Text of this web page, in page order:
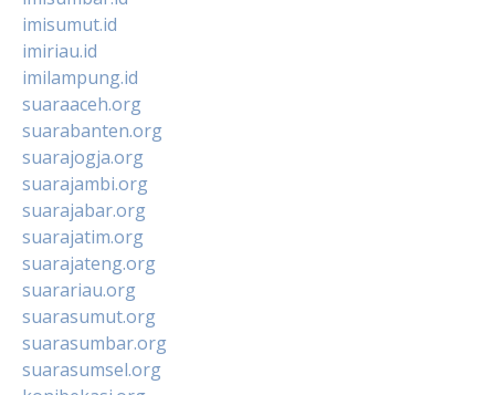
imisumut.id
imiriau.id
imilampung.id
suaraaceh.org
suarabanten.org
suarajogja.org
suarajambi.org
suarajabar.org
suarajatim.org
suarajateng.org
suarariau.org
suarasumut.org
suarasumbar.org
suarasumsel.org